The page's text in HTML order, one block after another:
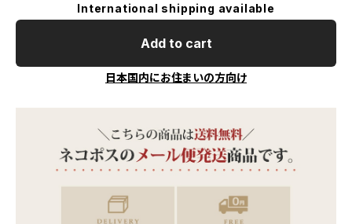
International shipping available
Add to cart
日本国内にお住まいの方向け